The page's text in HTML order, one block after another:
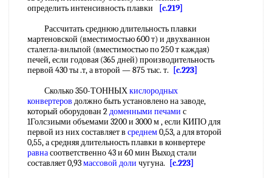
определить интенсивность плавки
[c.219]
Рассчитать среднюю длительность плавки
мартеновской (вместимостью 600 т) и двухваннон
сталегла-внльпой (вместимостью по 250 т каждая)
печей, если годовая (365 дней) производительность
первой 430 ты .т, а второй — 875 тыс. т.
[c.223]
Сколько 350-ТОННЫХкислородных
конвертеров должно быть установлено на заводе,
который оборудован 2доменными печами с
1Голсзиыми объемами 3200 и 3000 м , если КИПО для
первой из них составляет в среднем0,53, а для второй
0,55, а средняя длительность плавки в конвертере
равнасоответственно 43 и 60 мин Выход стали
составляет 0,93массовой доли чугуна.
[c.223]